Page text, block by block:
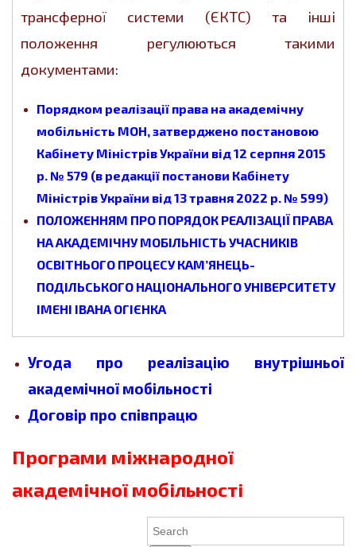
трансферної системи (ЄКТС) та інші
положення регулюються такими
документами:
Порядком реалізації права на академічну
мобільність МОН, затверджено постановою
Кабінету Міністрів України від 12 серпня 2015
р. № 579 (в редакції постанови Кабінету
Міністрів України від 13 травня 2022 р. № 599)
ПОЛОЖЕННЯМ ПРО ПОРЯДОК РЕАЛІЗАЦІЇ ПРАВА
НА АКАДЕМІЧНУ МОБІЛЬНІСТЬ УЧАСНИКІВ
ОСВІТНЬОГО ПРОЦЕСУ КАМ’ЯНЕЦЬ-
ПОДІЛЬСЬКОГО НАЦІОНАЛЬНОГО УНІВЕРСИТЕТУ
ІМЕНІ ІВАНА ОГІЄНКА
Угода про реалізацію внутрішньої
академічної мобільності
Договір про співпрацю
Програми міжнародної
академічної мобільності